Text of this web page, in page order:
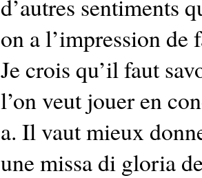
d’autres sentiments
on a l’impression
Je crois qu’il faut
l’on veut jouer en
a. Il vaut mieux
une missa di gloria